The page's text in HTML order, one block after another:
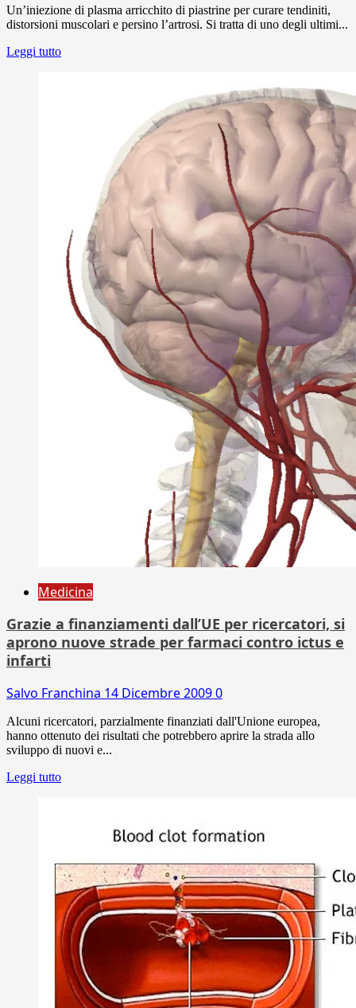
Un’iniezione di plasma arricchito di piastrine per curare tendiniti,
distorsioni muscolari e persino l’artrosi. Si tratta di uno degli ultimi...
Leggi tutto
Medicina
Grazie a finanziamenti dall’UE per ricercatori, si
aprono nuove strade per farmaci contro ictus e
infarti
Salvo Franchina 14 Dicembre 20090
Alcuni ricercatori, parzialmente finanziati dall'Unione europea,
hanno ottenuto dei risultati che potrebbero aprire la strada allo
sviluppo di nuovi e...
Leggi tutto